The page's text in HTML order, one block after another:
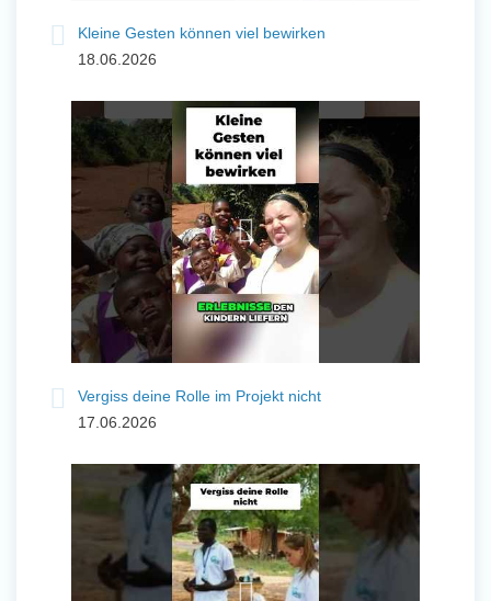
Kleine Gesten können viel bewirken
18.06.2026
Vergiss deine Rolle im Projekt nicht
17.06.2026